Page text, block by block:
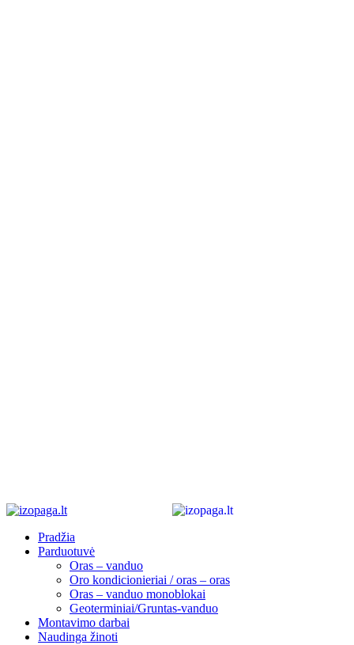
Pradžia
Parduotuvė
Oras – vanduo
Oro kondicionieriai / oras – oras
Oras – vanduo monoblokai
Geoterminiai/Gruntas-vanduo
Montavimo darbai
Naudinga žinoti